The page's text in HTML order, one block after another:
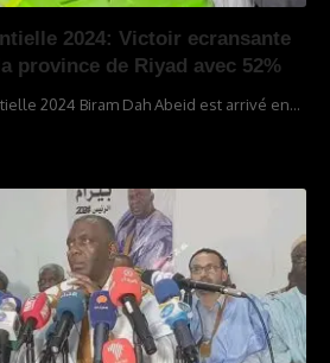
2024: Victoir ecransante
province de Riyad avec 52%
2024 Biram Dah Abeid est arrivé en…